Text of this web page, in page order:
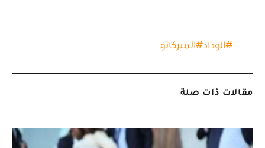
#الوداد#الميركاتو
مقالات ذات صلة